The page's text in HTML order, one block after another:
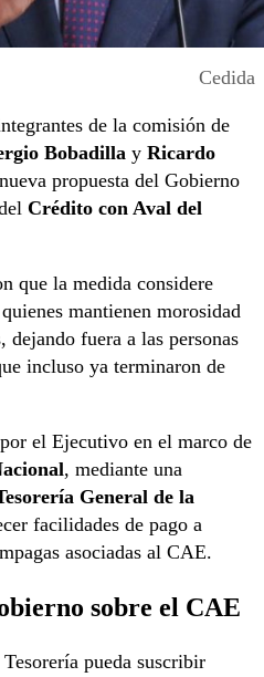
Cedida
de la comisión de
Bobadilla y Ricardo
propuesta del Gobierno
Crédito con Aval del
que la medida considere
mantienen morosidad
dejando fuera a las personas
incluso ya terminaron de
el Ejecutivo en el marco de
, mediante una
General de la
facilidades de pago a
asociadas al CAE.
sobre el CAE
pueda suscribir